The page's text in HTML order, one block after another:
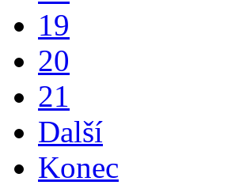
19
20
21
Další
Konec